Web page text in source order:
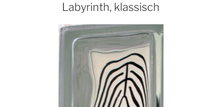
Labyrinth, klassisch